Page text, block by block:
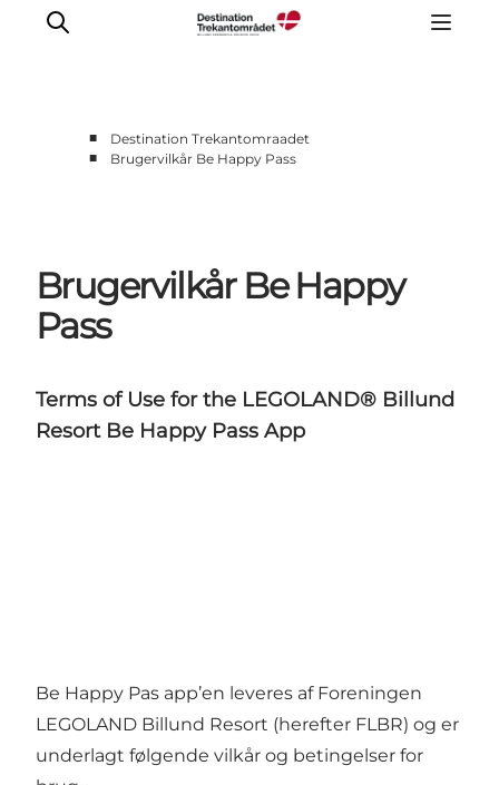
Overnatning
Planlæg din rejse
Køb
■
Destination Trekantomraadet
■
Brugervilkår Be Happy Pass
Brugervilkår Be Happy
Pass
Terms of Use for the LEGOLAND® Billund
Resort Be Happy Pass App
Be Happy Pas app’en leveres af Foreningen
LEGOLAND Billund Resort (herefter FLBR) og er
underlagt følgende vilkår og betingelser for